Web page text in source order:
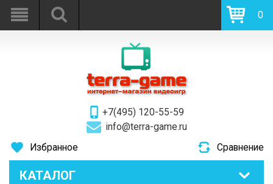
+7(495) 120-55-59
info@terra-game.ru
0
Избранное Сравнение
КАТАЛОГ